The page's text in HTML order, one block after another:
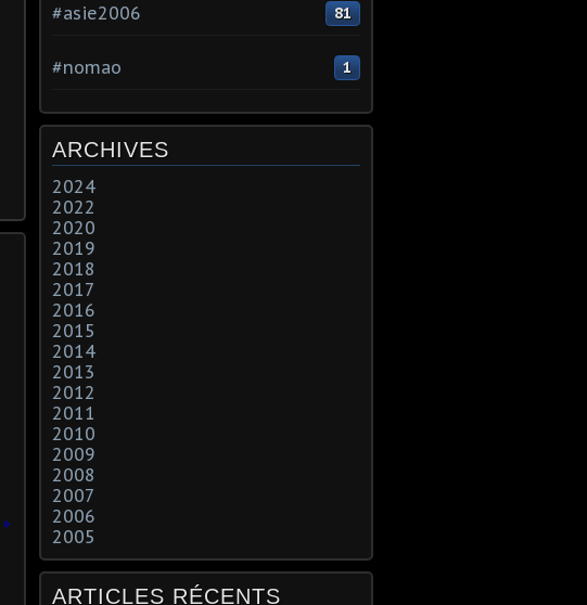
#asie2006 81
#nomao 1
ARCHIVES
2024
2022
2020
2019
2018
2017
2016
2015
2014
2013
2012
2011
2010
2009
2008
2007
2006
2005
ARTICLES RÉCENTS